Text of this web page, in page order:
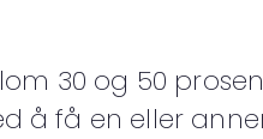
30 og 50
å få en eller